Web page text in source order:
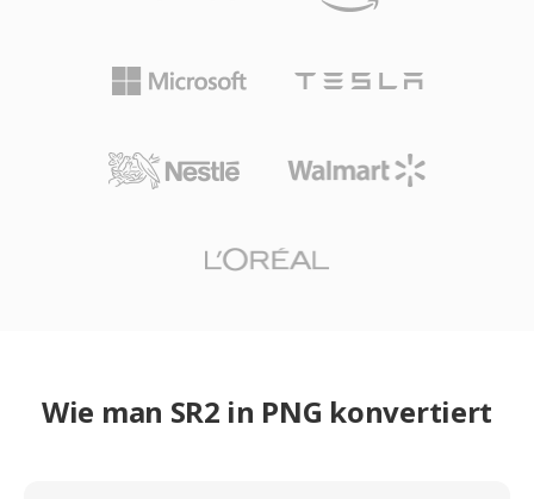
Wie man SR2 in PNG konvertiert